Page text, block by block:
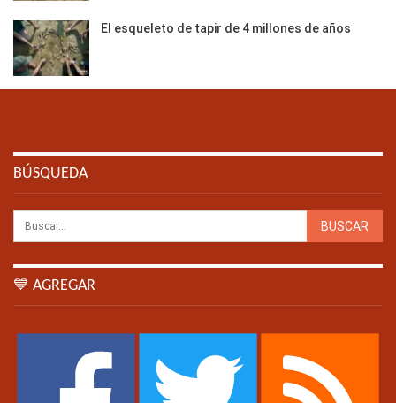
El esqueleto de tapir de 4 millones de años
BÚSQUEDA
💙 AGREGAR